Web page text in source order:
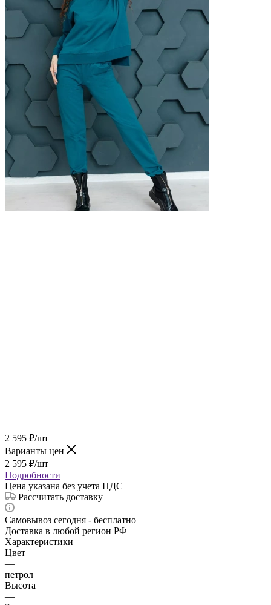
2 595 ₽/шт
Варианты цен
2 595 ₽/шт
Подробности
Цена указана без учета НДС
Рассчитать доставку
Самовывоз сегодня - бесплатно
Доставка в любой регион РФ
Характеристики
Цвет
—
петрол
Высота
—